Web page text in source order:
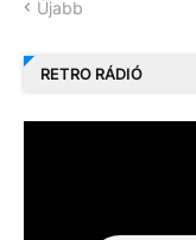
Újabb
RETRO RÁDIÓ